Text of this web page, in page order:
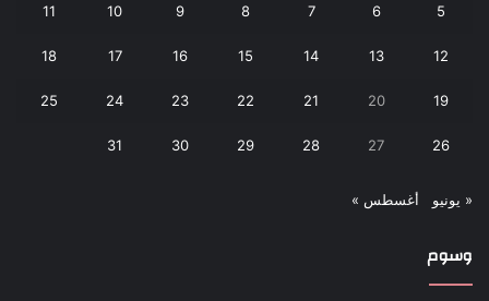
5
6
7
8
9
10
11
12
13
14
15
16
17
18
19
20
21
22
23
24
25
26
27
28
29
30
31
« يونيو أغسطس »
وسوم